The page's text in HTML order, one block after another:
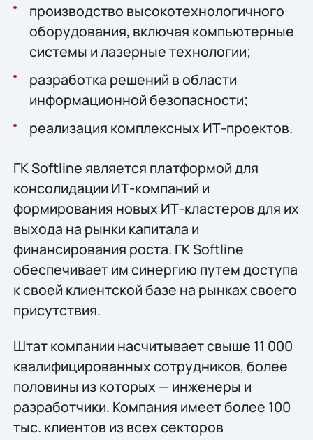
производство высокотехнологичного
оборудования, включая компьютерные
системы и лазерные технологии;
разработка решений в области
информационной безопасности;
реализация комплексных ИТ-проектов.
ГК Softline является платформой для
консолидации ИТ-компаний и
формирования новых ИТ-кластеров для их
выхода на рынки капитала и
финансирования роста. ГК Softline
обеспечивает им синергию путем доступа
к своей клиентской базе на рынках своего
присутствия.
Штат компании насчитывает свыше 11 000
квалифицированных сотрудников, более
половины из которых — инженеры и
разработчики. Компания имеет более 100
тыс. клиентов из всех секторов